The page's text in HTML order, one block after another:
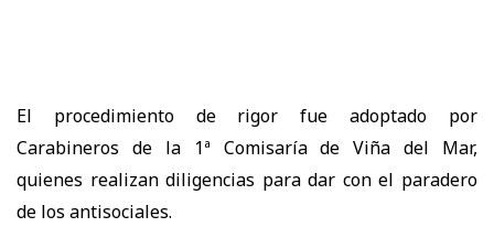
El procedimiento de rigor fue adoptado por
Carabineros de la 1ª Comisaría de Viña del Mar,
quienes realizan diligencias para dar con el paradero
de los antisociales.